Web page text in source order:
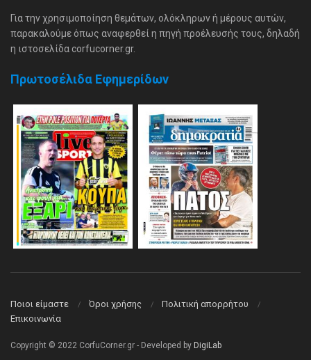
Για την χρησιμοποίηση θεμάτων, ολόκληρων ή μέρους αυτών,
παρακαλούμε όπως αναφερθεί η πηγή προέλευσής τους, δηλαδή
η ιστοσελίδα corfucorner.gr.
Πρωτοσέλιδα Εφημερίδων
Ποιοι είμαστε Όροι χρήσης
Πολιτική απορρήτου
Επικοινωνία
Copyright © 2022 CorfuCorner.gr - Developed by DigiLab